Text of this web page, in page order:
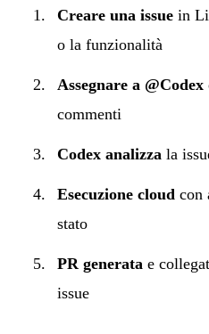
Creare una issue in
o la funzionalità
Assegnare a @Codex
commenti
Codex analizza la
Esecuzione cloud con
stato
PR generata e
issue